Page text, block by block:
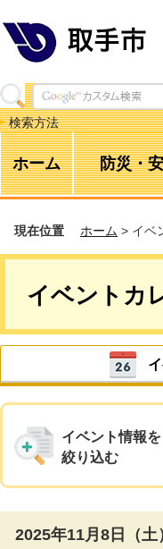
検索方法
ホーム 防災・
現在位置 ホーム > イベ
イベントカ
イベント情報を
絞り込む
2025年11月8日（土